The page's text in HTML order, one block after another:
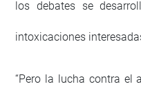
los debates se
intoxicaciones
“Pero la lucha contra el